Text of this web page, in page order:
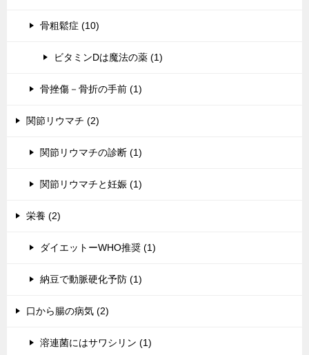
骨粗鬆症 (10)
ビタミンDは魔法の薬 (1)
骨挫傷－骨折の手前 (1)
関節リウマチ (2)
関節リウマチの診断 (1)
関節リウマチと妊娠 (1)
栄養 (2)
ダイエットーWHO推奨 (1)
納豆で動脈硬化予防 (1)
口から腸の病気 (2)
溶連菌にはサワシリン (1)